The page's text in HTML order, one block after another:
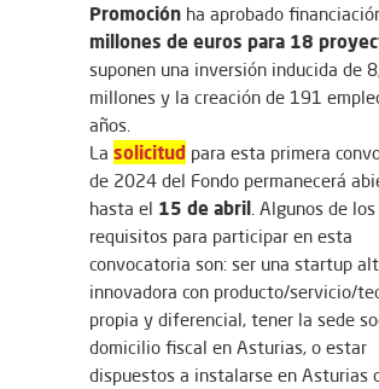
Promoción ha aprobado
millones de euros para 18
suponen una inversión inducida de
millones y la creación de 191
años.
La solicitud para esta primera
de 2024 del Fondo permanecerá
hasta el 15 de abril. Algunos de los
requisitos para participar en esta
convocatoria son: ser una startup
innovadora con producto/servicio/
propia y diferencial, tener la sede
domicilio fiscal en Asturias, o estar
dispuestos a instalarse en Asturias